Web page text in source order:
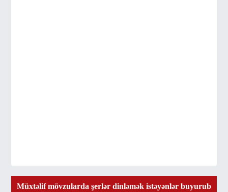
Müxtəlif mövzularda şerlər dinləmək istəyənlər buyurub